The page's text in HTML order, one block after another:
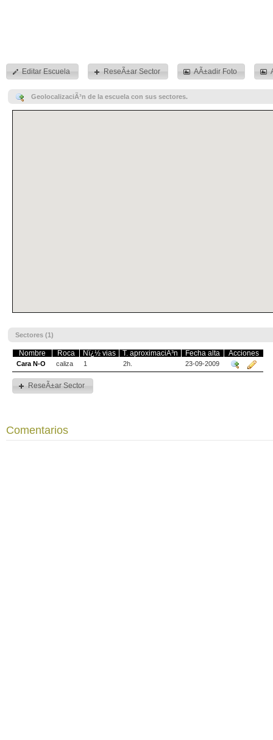
Editar Escuela ReseÃ±ar Sector AÃ±adir Foto
GeolocalizaciÃ³n de la escuela con sus sectores.
Sectores (1)
Nombre Roca Nï¿½ vias T. aproximaciÃ³n Fecha alta
Acciones
Cara N-O
caliza 1 2h. 23-09-2009
ReseÃ±ar Sector
Comentarios